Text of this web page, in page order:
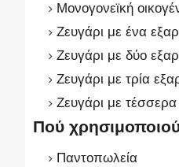
Μονογονεϊκή
Ζευγάρι με ένα
Ζευγάρι με δύο
Ζευγάρι με τρία
Ζευγάρι με
Πού
Παντοπωλεία